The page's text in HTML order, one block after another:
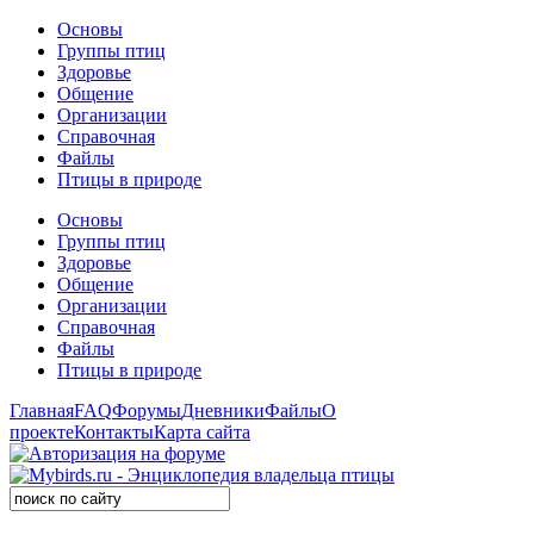
Основы
Группы птиц
Здоровье
Общение
Организации
Справочная
Файлы
Птицы в природе
Основы
Группы птиц
Здоровье
Общение
Организации
Справочная
Файлы
Птицы в природе
ГлавнаяFAQФорумыДневникиФайлыО
проектеКонтактыКарта сайта